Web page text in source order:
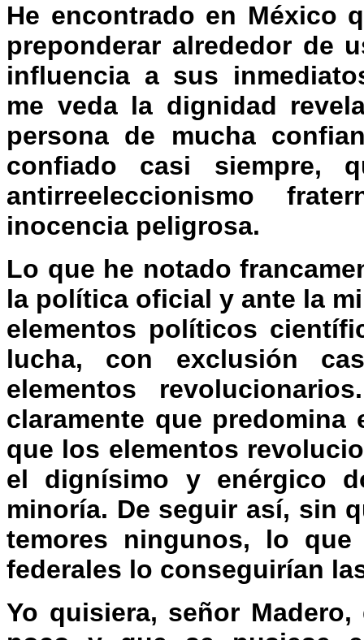
He encontrado en México
preponderar alrededor de
influencia a sus
me veda la dignidad
persona de mucha
confiado casi siempre,
antirreeleccionismo
inocencia peligrosa.
Lo que he notado
la política oficial y ante la
elementos políticos
lucha, con exclusión
elementos
claramente que
que los elementos
el dignísimo y enérgico
minoría. De seguir así, sin
temores ningunos, lo
federales lo conseguirían
Yo quisiera, señor